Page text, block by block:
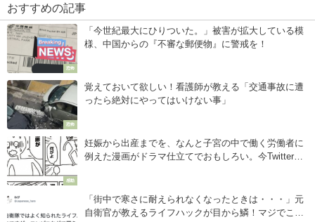
おすすめの記事
恐怖
「今世紀最大にひりついた。」被害が拡大している模
様、中国からの『不審な郵便物』に警戒を！
恐怖
覚えておいて欲しい！看護師が教える「交通事故に遭
ったら絶対にやってはいけない事」
感動
妊娠から出産までを、なんと子宮の中で働く労働者に
例えた漫画がドラマ仕立てでおもしろい。今Twitterで
「街中で寒さに耐えられなくなったときは・・・」元
自衛官が教えるライフハックが目から鱗！マジでこれ